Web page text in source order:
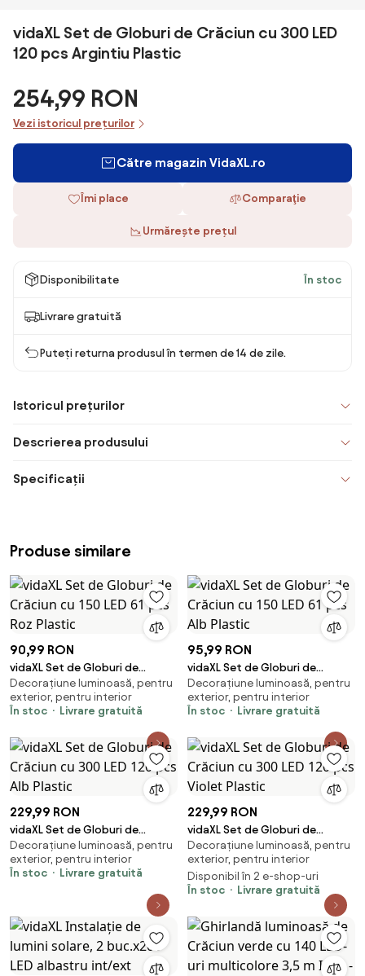
vidaXL Set de Globuri de Crăciun cu 300 LED
120 pcs Argintiu Plastic
254,99 RON
Vezi istoricul prețurilor
Către magazin VidaXL.ro
Îmi place Comparaţie
Urmărește prețul
Disponibilitate În stoc
Livrare gratuită
Puteți returna produsul în termen de 14 de zile.
Istoricul prețurilor
Descrierea produsului
Specificații
Produse similare
90,99 RON
vidaXL Set de Globuri de
Crăciun cu 150 LED 61 pcs Roz
Plastic
Decorațiune luminoasă, pentru
exterior, pentru interior
În stoc
Livrare gratuită
95,99 RON
vidaXL Set de Globuri de
Crăciun cu 150 LED 61 pcs Alb
Plastic
Decorațiune luminoasă, pentru
exterior, pentru interior
În stoc
Livrare gratuită
229,99 RON
vidaXL Set de Globuri de
Crăciun cu 300 LED 120 pcs Alb
Plastic
Decorațiune luminoasă, pentru
exterior, pentru interior
În stoc
Livrare gratuită
229,99 RON
vidaXL Set de Globuri de
Crăciun cu 300 LED 120 pcs
Violet Plastic
Decorațiune luminoasă, pentru
exterior, pentru interior
Disponibil în 2 e-shop-uri
În stoc
Livrare gratuită